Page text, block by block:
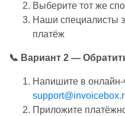
Выберите тот же
Наши специалисты
платёж
📞 Вариант 2 —
Напишите в онлайн-
Приложите